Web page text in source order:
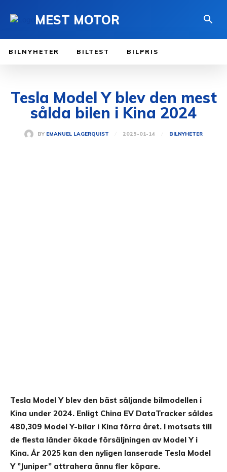
MEST MOTOR
BILNYHETER BILTEST BILPRIS
Tesla Model Y blev den mest
sålda bilen i Kina 2024
BY EMANUEL LAGERQUIST 2025-01-14 BILNYHETER
Tesla Model Y blev den bäst säljande bilmodellen i
Kina under 2024. Enligt China EV DataTracker såldes
480,309 Model Y-bilar i Kina förra året. I motsats till
de flesta länder ökade försäljningen av Model Y i
Kina. År 2025 kan den nyligen lanserade Tesla Model
Y ”Juniper” attrahera ännu fler köpare.